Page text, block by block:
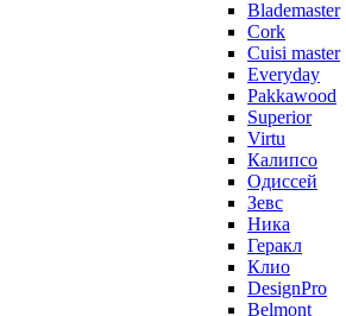
Blademaster
Cork
Cuisi master
Everyday
Pakkawood
Superior
Virtu
Калипсо
Одиссей
Зевс
Ника
Геракл
Клио
DesignPro
Belmont